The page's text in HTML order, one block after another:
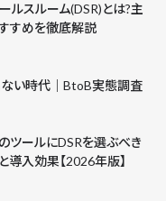
ルスルーム(DSR)とは?主
すめを徹底解説
い時代｜BtoB実態調査
ツールにDSRを選ぶべき
入効果【2026年版】